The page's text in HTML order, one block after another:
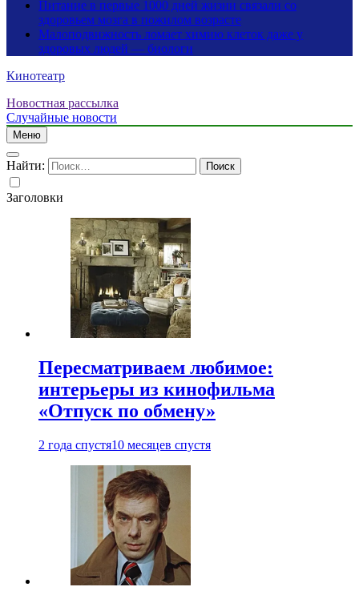
Питание в первые 1000 дней жизни связали со
здоровьем мозга в пожилом возрасте
Малоподвижность ломает химию клеток даже у
здоровых людей — биологи
Кинотеатр
Новостная рассылка
Случайные новости
Меню
Найти:
Заголовки
Пересматриваем любимое:
интерьеры из кинофильма
«Отпуск по обмену»
2 года спустя10 месяцев спустя